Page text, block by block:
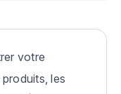
votre
les